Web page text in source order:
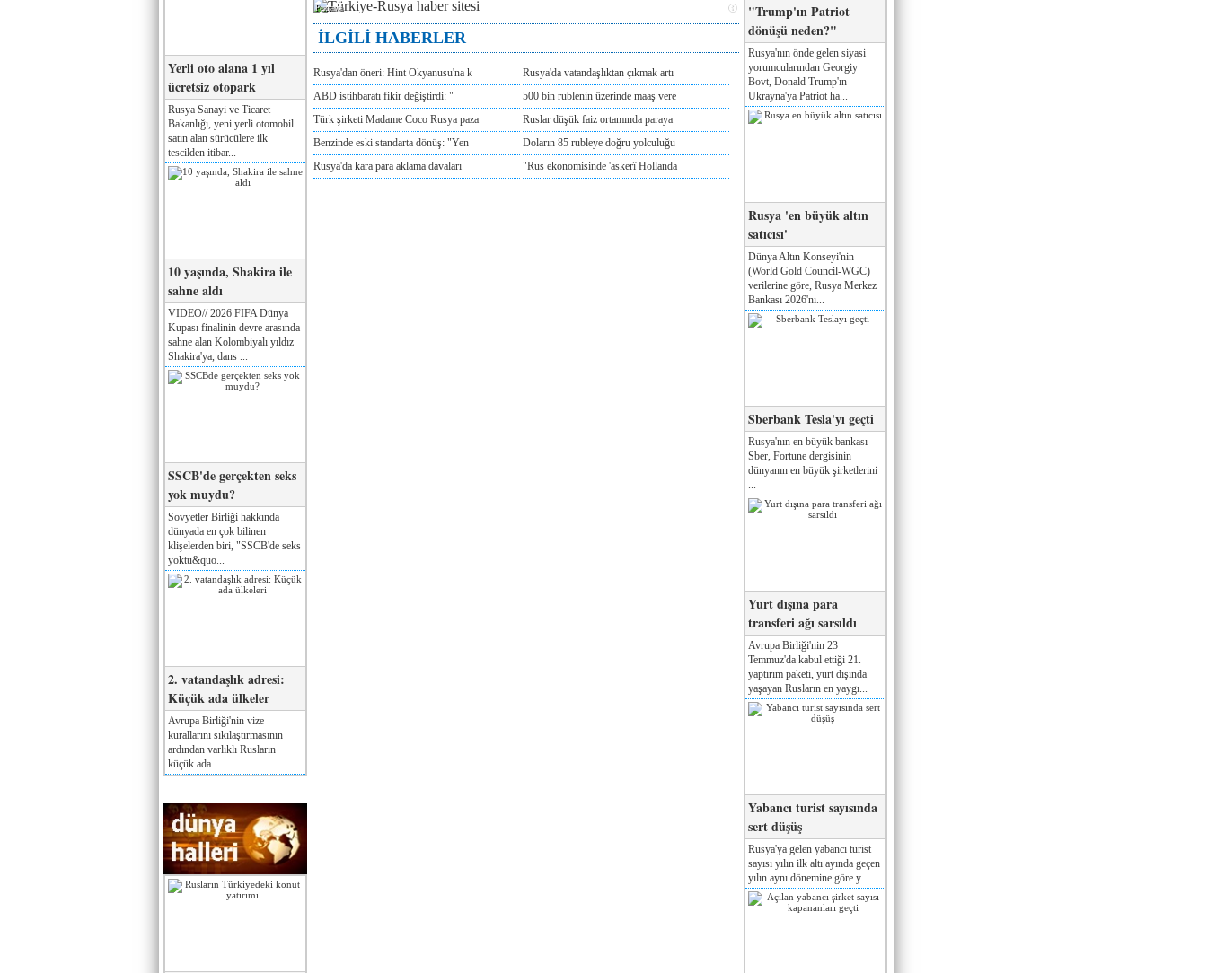
Yerli oto alana 1 yıl
ücretsiz otopark
Rusya Sanayi ve Ticaret
Bakanlığı, yeni yerli otomobil
satın alan sürücülere ilk
tescilden itibar...
10 yaşında, Shakira ile
sahne aldı
VIDEO// 2026 FIFA Dünya
Kupası finalinin devre arasında
sahne alan Kolombiyalı yıldız
Shakira'ya, dans ...
SSCB'de gerçekten seks
yok muydu?
Sovyetler Birliği hakkında
dünyada en çok bilinen
klişelerden biri, "SSCB'de seks
yoktu&quo...
2. vatandaşlık adresi:
Küçük ada ülkeler
Avrupa Birliği'nin vize
kurallarını sıkılaştırmasının
ardından varlıklı Rusların
küçük ada ...
Реклама
İLGİLİ HABERLER
Rusya'dan öneri: Hint Okyanusu'na k
Rusya'da vatandaşlıktan çıkmak artı
ABD istihbaratı fikir değiştirdi: "
500 bin rublenin üzerinde maaş vere
Türk şirketi Madame Coco Rusya paza
Ruslar düşük faiz ortamında paraya
Benzinde eski standarta dönüş: "Yen
Doların 85 rubleye doğru yolculuğu
Rusya'da kara para aklama davaları
"Rus ekonomisinde 'askerî Hollanda
"Trump'ın Patriot
dönüşü neden?"
Rusya'nın önde gelen siyasi
yorumcularından Georgiy
Bovt, Donald Trump'ın
Ukrayna'ya Patriot ha...
Rusya 'en büyük altın
satıcısı'
Dünya Altın Konseyi'nin
(World Gold Council-WGC)
verilerine göre, Rusya Merkez
Bankası 2026'nı...
Sberbank Tesla'yı geçti
Rusya'nın en büyük bankası
Sber, Fortune dergisinin
dünyanın en büyük şirketlerini
...
Yurt dışına para
transferi ağı sarsıldı
Avrupa Birliği'nin 23
Temmuz'da kabul ettiği 21.
yaptırım paketi, yurt dışında
yaşayan Rusların en yaygı...
Yabancı turist sayısında
sert düşüş
Rusya'ya gelen yabancı turist
sayısı yılın ilk altı ayında geçen
yılın aynı dönemine göre y...